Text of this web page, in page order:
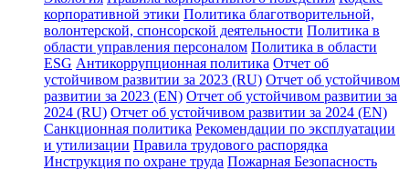
корпоративной этики Политика благотворительной,
волонтерской, спонсорской деятельности Политика в
области управления персоналом Политика в области
ESG Антикоррупционная политика Отчет об
устойчивом развитии за 2023 (RU) Отчет об устойчивом
развитии за 2023 (EN) Отчет об устойчивом развитии за
2024 (RU) Отчет об устойчивом развитии за 2024 (EN)
Санкционная политика Рекомендации по эксплуатации
и утилизации Правила трудового распорядка
Инструкция по охране труда Пожарная Безопасность